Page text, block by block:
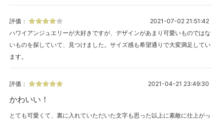
評価：
2021-07-02 21:51:42
ハワイアンジュエリーが大好きですが、デザインがあまり可愛いものではな
いものを探していて、見つけました。サイズ感も希望通りで大変満足してい
ます。
評価： 2021-04-21 23:49:30
かわいい！
とても可愛くて、裏に入れていただいた文字も思った以上に素敵に仕上がっ